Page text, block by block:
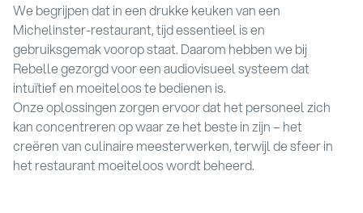
We begrijpen dat in een drukke keuken van een
Michelinster-restaurant, tijd essentieel is en
gebruiksgemak voorop staat. Daarom hebben we bij
Rebelle gezorgd voor een audiovisueel systeem dat
intuïtief en moeiteloos te bedienen is.
Onze oplossingen zorgen ervoor dat het personeel zich
kan concentreren op waar ze het beste in zijn – het
creëren van culinaire meesterwerken, terwijl de sfeer in
het restaurant moeiteloos wordt beheerd.